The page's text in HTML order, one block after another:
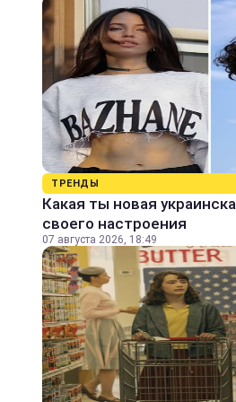
ТРЕНДЫ
Какая ты новая
своего настроения
07 августа 2026, 18:49